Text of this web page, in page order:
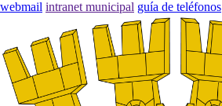
webmail intranet municipal guía de teléfonos